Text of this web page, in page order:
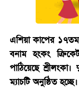
আর্কাইভ
এশিয়া কাপের
বনাম হংকং
পাঠিয়েছে শ্রীলংকা।
ম্যাচটি অনুষ্ঠিত হচ্ছে।